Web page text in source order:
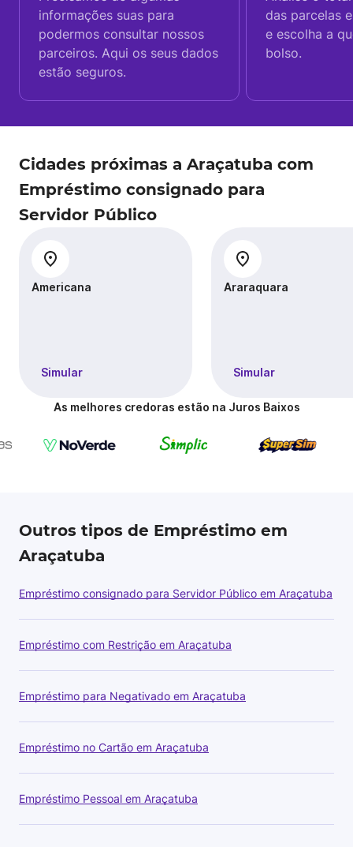
informações suas para
podermos consultar nossos
parceiros. Aqui os seus dados
estão seguros.
das parcelas
e escolha a
bolso.
Cidades próximas a Araçatuba com
Empréstimo consignado para
Servidor Público
Americana
Simular
Araraquara
Simular
As melhores credoras estão na Juros Baixos
Outros tipos de Empréstimo em
Araçatuba
Empréstimo consignado para Servidor Público em Araçatuba
Empréstimo com Restrição em Araçatuba
Empréstimo para Negativado em Araçatuba
Empréstimo no Cartão em Araçatuba
Empréstimo Pessoal em Araçatuba